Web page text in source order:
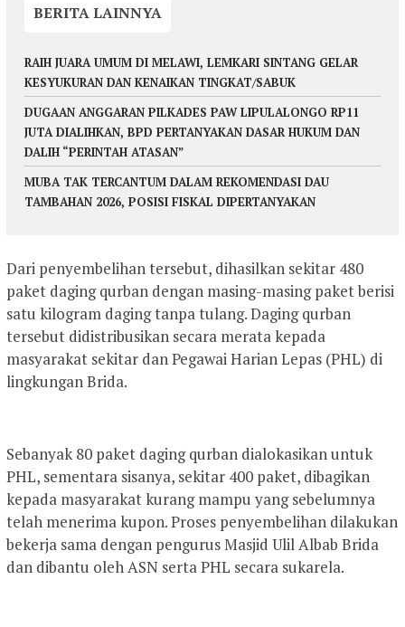
BERITA LAINNYA
RAIH JUARA UMUM DI MELAWI, LEMKARI SINTANG GELAR
KESYUKURAN DAN KENAIKAN TINGKAT/SABUK
DUGAAN ANGGARAN PILKADES PAW LIPULALONGO RP11
JUTA DIALIHKAN, BPD PERTANYAKAN DASAR HUKUM DAN
DALIH “PERINTAH ATASAN”
MUBA TAK TERCANTUM DALAM REKOMENDASI DAU
TAMBAHAN 2026, POSISI FISKAL DIPERTANYAKAN
Dari penyembelihan tersebut, dihasilkan sekitar 480
paket daging qurban dengan masing-masing paket berisi
satu kilogram daging tanpa tulang. Daging qurban
tersebut didistribusikan secara merata kepada
masyarakat sekitar dan Pegawai Harian Lepas (PHL) di
lingkungan Brida.
Sebanyak 80 paket daging qurban dialokasikan untuk
PHL, sementara sisanya, sekitar 400 paket, dibagikan
kepada masyarakat kurang mampu yang sebelumnya
telah menerima kupon. Proses penyembelihan dilakukan
bekerja sama dengan pengurus Masjid Ulil Albab Brida
dan dibantu oleh ASN serta PHL secara sukarela.